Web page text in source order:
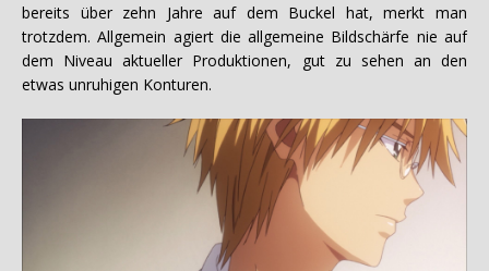
bereits über zehn Jahre auf dem Buckel hat, merkt man
trotzdem. Allgemein agiert die allgemeine Bildschärfe nie auf
dem Niveau aktueller Produktionen, gut zu sehen an den
etwas unruhigen Konturen.